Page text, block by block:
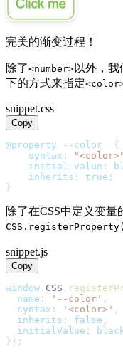
完美的渐变过程！
除了<number>以外，我
下的方式来指定
snippet.css
Copy
@property --color
{
syntax : "<color>"
initial-value :
inherits : true ;
}
除了在CSS中定义变量
snippet.js
Copy
window . CSS .
name : '--color' ,
syntax : '<color>' ,
inherits : false ,
initialValue :
} ) ;